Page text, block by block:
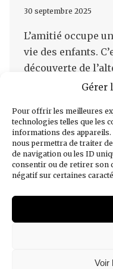
Gérer
Pour offrir les meilleures
technologies telles que les
informations des appareils.
nous permettra de traiter
de navigation ou les ID
consentir ou de retirer son
négatif sur certaines
Voir
30 septembre 2025
L’amitié occupe
vie des enfants.
découverte de